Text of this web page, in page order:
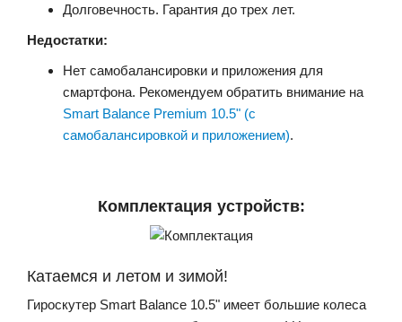
Долговечность. Гарантия до трех лет.
Недостатки:
Нет самобалансировки и приложения для
смартфона. Рекомендуем обратить внимание на
Smart Balance Premium 10.5" (с
самобалансировкой и приложением).
Комплектация устройств:
Катаемся и летом и зимой!
Гироскутер Smart Balance 10.5" имеет большие колеса